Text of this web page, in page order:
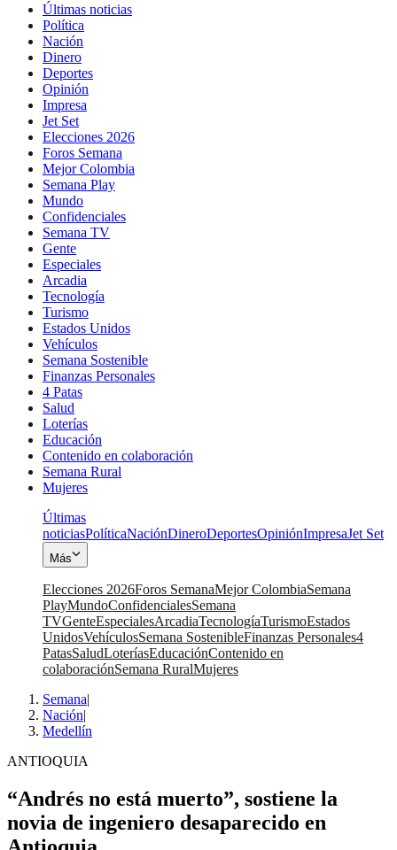
Últimas noticias
Política
Nación
Dinero
Deportes
Opinión
Impresa
Jet Set
Elecciones 2026
Foros Semana
Mejor Colombia
Semana Play
Mundo
Confidenciales
Semana TV
Gente
Especiales
Arcadia
Tecnología
Turismo
Estados Unidos
Vehículos
Semana Sostenible
Finanzas Personales
4 Patas
Salud
Loterías
Educación
Contenido en colaboración
Semana Rural
Mujeres
Últimas
noticiasPolíticaNaciónDineroDeportesOpiniónImpresaJet Set
Más
Elecciones 2026Foros SemanaMejor ColombiaSemana
PlayMundoConfidencialesSemana
TVGenteEspecialesArcadiaTecnologíaTurismoEstados
UnidosVehículosSemana SostenibleFinanzas Personales4
PatasSaludLoteríasEducaciónContenido en
colaboraciónSemana RuralMujeres
Semana|
Nación|
Medellín
ANTIOQUIA
“Andrés no está muerto”, sostiene la
novia de ingeniero desaparecido en